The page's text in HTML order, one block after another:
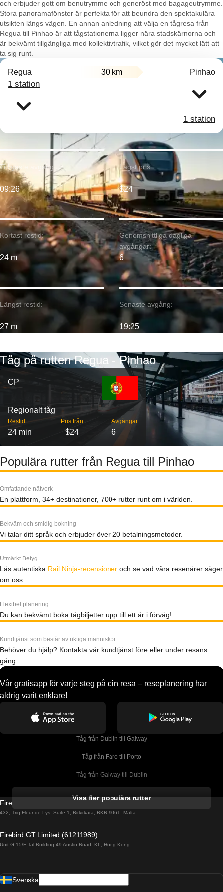
och erbjuder gott om benutrymme och generöst med bagageutrymme.
Stora panoramafönster är perfekta för att beundra den spektakulära
utsikten längs vägen. En annan anledning att välja en tågresa från
Regua till Pinhao är att tågstationerna ligger nära stadskärnorna och
är bekvämt tillgängliga med kollektivtrafik, vilket gör det mycket lätt att
ta sig runt.
Regua 30 km Pinhao
1 station
1 station
Kortast restid:
24 m
Tidigaste avgång:
09:26
Längst restid:
27 m
Lägst pris:
$24
Genomsnittliga dagliga
avgångar:
6
Senaste avgång:
19:25
Tåg på rutten Regua - Pinhao
CP
Regionalt tåg
Restid
24 min
Pris från
$24
Avgångar
6
Populära rutter från Regua till Pinhao
Omfattande nätverk
En plattform, 34+ destinationer, 700+ rutter runt om i världen.
Bekväm och smidig bokning
Vi talar ditt språk och erbjuder över 20 betalningsmetoder.
Utmärkt Betyg
Läs autentiska Rail Ninja-recensioner och se vad våra resenärer säger
om oss.
Flexibel planering
Du kan bekvämt boka tågbiljetter upp till ett år i förväg!
Kundtjänst som består av riktiga människor
Behöver du hjälp? Kontakta vår kundtjänst före eller under resans
gång.
Vår gratisapp för varje steg på din resa – reseplanering har
aldrig varit enklare!
Tåg från Dublin till Galway
Tåg från Faro till Porto
Tåg från Galway till Dublin
Tåg från Porto till Faro
Tåg från Barcelona till Madrid
Visa fler populära rutter
Firebird GT Limited (OC 1451)
432, Triq Fleur de Lys, Suite 1, Birkirkara, BKR 9061, Malta
Firebird GT Limited (61211989)
Unit G 15/F Tal Building 49 Austin Road, KL, Hong Kong
Svenska